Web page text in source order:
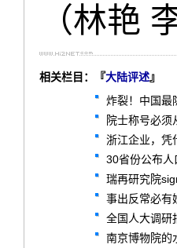
（林艳
相关栏目：『大陆评述』
炸裂！中国最
院士称号必须
浙江企业，凭
30省份公布人
瑞再研究院
事出反常必有
全国人大调研
南京博物院的